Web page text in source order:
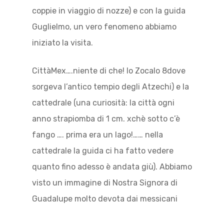
coppie in viaggio di nozze) e con la guida
Guglielmo, un vero fenomeno abbiamo
iniziato la visita.
CittàMex….niente di che! lo Zocalo 8dove
sorgeva l’antico tempio degli Atzechi) e la
cattedrale (una curiosità: la città ogni
anno strapiomba di 1 cm. xchè sotto c’è
fango …. prima era un lago!…… nella
cattedrale la guida ci ha fatto vedere
quanto fino adesso è andata giù). Abbiamo
visto un immagine di Nostra Signora di
Guadalupe molto devota dai messicani